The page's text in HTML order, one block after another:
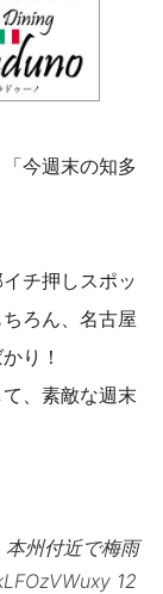
今週末の知多
チ押しスポッ
ろん、名古屋
り！
、素敵な週末
州付近で梅雨
12